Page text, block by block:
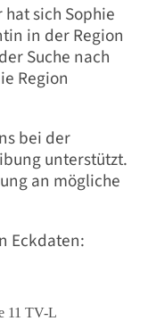
sich Sophie
in der Region
Suche nach
Region
bei der
unterstützt.
an mögliche
Eckdaten:
11 TV-L